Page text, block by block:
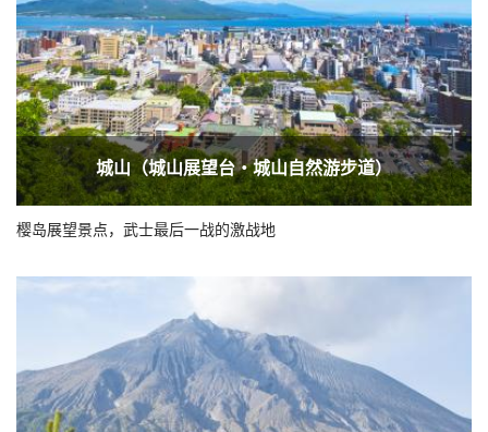
城山（城山展望台・城山自然游步道）
樱岛展望景点，武士最后一战的激战地